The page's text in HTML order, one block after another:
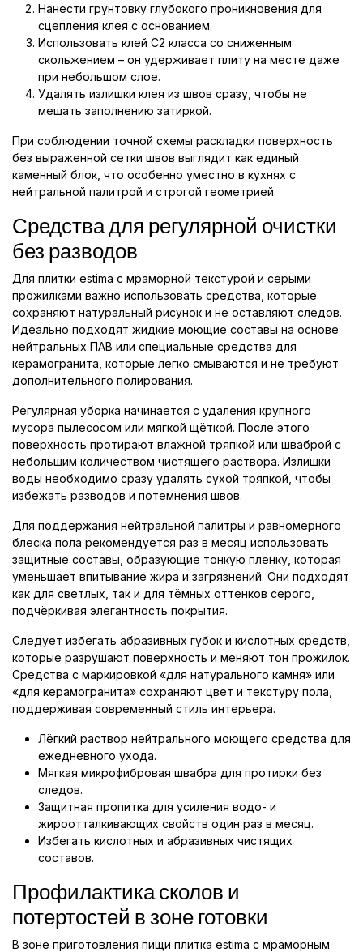
Нанести грунтовку глубокого проникновения для
сцепления клея с основанием.
Использовать клей C2 класса со сниженным
скольжением – он удерживает плиту на месте даже
при небольшом слое.
Удалять излишки клея из швов сразу, чтобы не
мешать заполнению затиркой.
При соблюдении точной схемы раскладки поверхность
без выраженной сетки швов выглядит как единый
каменный блок, что особенно уместно в кухнях с
нейтральной палитрой и строгой геометрией.
Средства для регулярной очистки
без разводов
Для плитки estima с мраморной текстурой и серыми
прожилками важно использовать средства, которые
сохраняют натуральный рисунок и не оставляют следов.
Идеально подходят жидкие моющие составы на основе
нейтральных ПАВ или специальные средства для
керамогранита, которые легко смываются и не требуют
дополнительного полирования.
Регулярная уборка начинается с удаления крупного
мусора пылесосом или мягкой щёткой. После этого
поверхность протирают влажной тряпкой или шваброй с
небольшим количеством чистящего раствора. Излишки
воды необходимо сразу удалять сухой тряпкой, чтобы
избежать разводов и потемнения швов.
Для поддержания нейтральной палитры и равномерного
блеска пола рекомендуется раз в месяц использовать
защитные составы, образующие тонкую пленку, которая
уменьшает впитывание жира и загрязнений. Они подходят
как для светлых, так и для тёмных оттенков серого,
подчёркивая элегантность покрытия.
Следует избегать абразивных губок и кислотных средств,
которые разрушают поверхность и меняют тон прожилок.
Средства с маркировкой «для натурального камня» или
«для керамогранита» сохраняют цвет и текстуру пола,
поддерживая современный стиль интерьера.
Лёгкий раствор нейтрального моющего средства для
ежедневного ухода.
Мягкая микрофибровая швабра для протирки без
следов.
Защитная пропитка для усиления водо- и
жироотталкивающих свойств один раз в месяц.
Избегать кислотных и абразивных чистящих
составов.
Профилактика сколов и
потертостей в зоне готовки
В зоне приготовления пищи плитка estima с мраморным